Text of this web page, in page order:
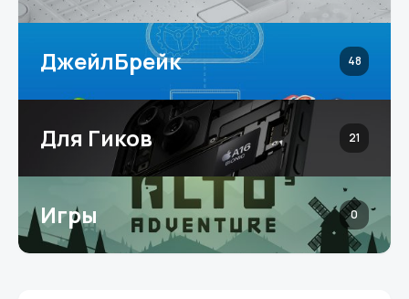
ДжейлБрейк 48
Для Гиков 21
Игры 0